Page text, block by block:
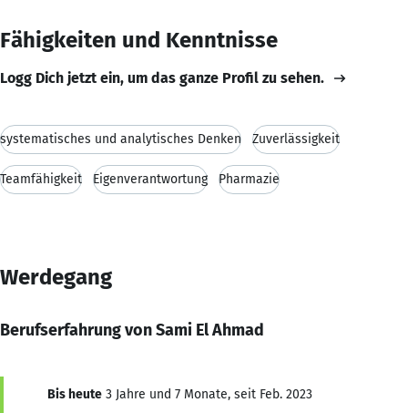
Fähigkeiten und Kenntnisse
Logg Dich jetzt ein, um das ganze Profil zu sehen.
systematisches und analytisches Denken Zuverlässigkeit
Teamfähigkeit Eigenverantwortung Pharmazie
Werdegang
Berufserfahrung von Sami El Ahmad
Bis heute 3 Jahre und 7 Monate, seit Feb. 2023